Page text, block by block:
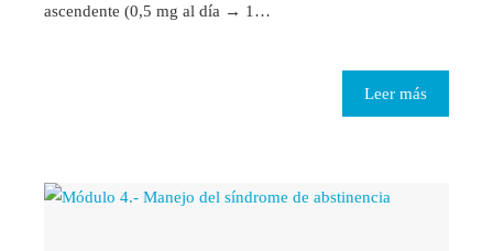
ascendente (0,5 mg al día → 1…
Leer más